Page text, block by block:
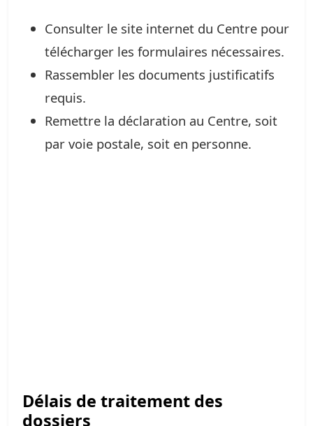
Consulter le site internet du Centre pour
télécharger les formulaires nécessaires.
Rassembler les documents justificatifs
requis.
Remettre la déclaration au Centre, soit
par voie postale, soit en personne.
Délais de traitement des
dossiers